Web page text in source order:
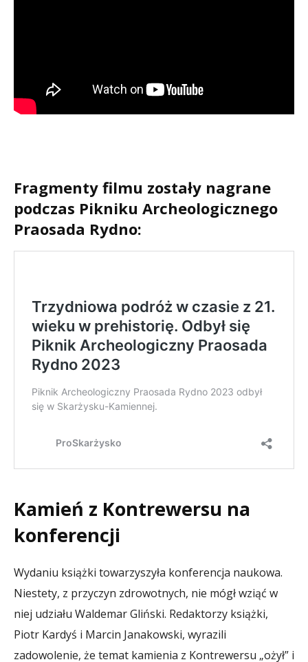
Fragmenty filmu zostały nagrane
podczas Pikniku Archeologicznego
Praosada Rydno:
Kamień z Kontrewersu na
konferencji
Wydaniu książki towarzyszyła konferencja naukowa.
Niestety, z przyczyn zdrowotnych, nie mógł wziąć w
niej udziału Waldemar Gliński. Redaktorzy książki,
Piotr Kardyś i Marcin Janakowski, wyrazili
zadowolenie, że temat kamienia z Kontrewersu „ożył” i